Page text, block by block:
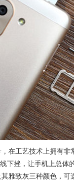
在工艺技术上拥有非
下挫，让手机上总体
雅致灰三种颜色，可